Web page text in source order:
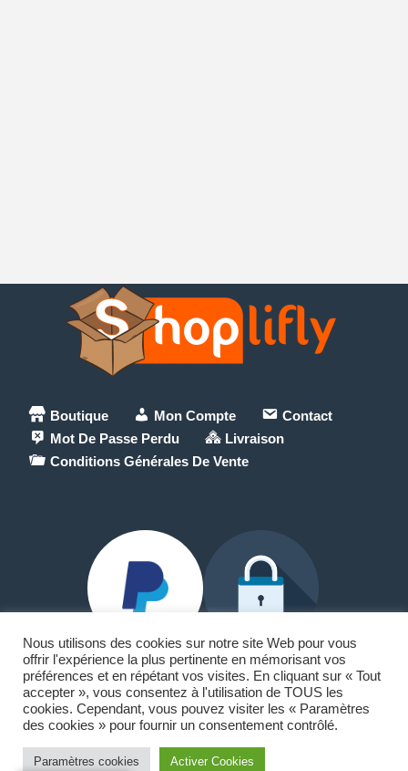
Boutique Mon Compte
Contact
Mot De Passe Perdu
Livraison
Conditions Générales De Vente
Paypal et Carte Bancaire
🏠18 allée du lac Saint-André 73370 Le Bourget-du-Lac
Nous utilisons des cookies sur notre site Web pour vous
offrir l'expérience la plus pertinente en mémorisant vos
préférences et en répétant vos visites. En cliquant sur « Tout
accepter », vous consentez à l'utilisation de TOUS les
cookies. Cependant, vous pouvez visiter les « Paramètres
des cookies » pour fournir un consentement contrôlé.
Paramètres cookies Activer Cookies